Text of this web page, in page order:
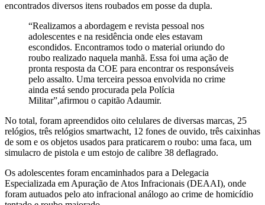
encontrados diversos itens roubados em posse da dupla.
“Realizamos a abordagem e revista pessoal nos
adolescentes e na residência onde eles estavam
escondidos. Encontramos todo o material oriundo do
roubo realizado naquela manhã. Essa foi uma ação de
pronta resposta da COE para encontrar os responsáveis
pelo assalto. Uma terceira pessoa envolvida no crime
ainda está sendo procurada pela Polícia
Militar”,afirmou o capitão Adaumir.
No total, foram apreendidos oito celulares de diversas marcas, 25
relógios, três relógios smartwacht, 12 fones de ouvido, três caixinhas
de som e os objetos usados para praticarem o roubo: uma faca, um
simulacro de pistola e um estojo de calibre 38 deflagrado.
Os adolescentes foram encaminhados para a Delegacia
Especializada em Apuração de Atos Infracionais (DEAAI), onde
foram autuados pelo ato infracional análogo ao crime de homicídio